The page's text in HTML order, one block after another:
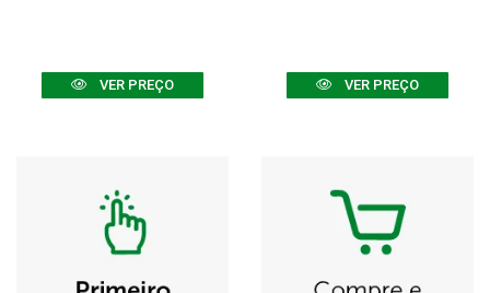
VER PREÇO VER PREÇO